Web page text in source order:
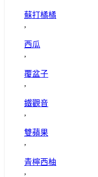
蘇打橘橘
,
西瓜
,
覆盆子
,
鐵觀音
,
雙蘋果
,
青檸西柚
,